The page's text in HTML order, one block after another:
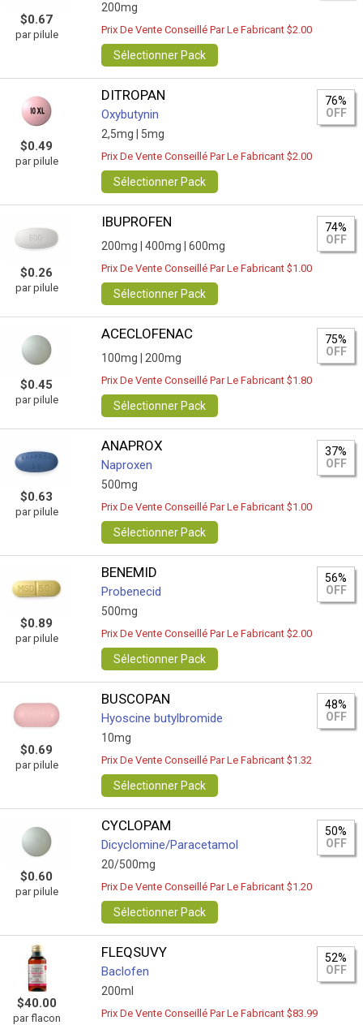
$0.67
par pilule
200mg
Prix De Vente Conseillé Par Le Fabricant $2.00
Sélectionner Pack
$0.49
par pilule
DITROPAN
Oxybutynin
2,5mg | 5mg
76%
OFF
Prix De Vente Conseillé Par Le Fabricant $2.00
Sélectionner Pack
$0.26
par pilule
IBUPROFEN
200mg | 400mg | 600mg
74%
OFF
Prix De Vente Conseillé Par Le Fabricant $1.00
Sélectionner Pack
$0.45
par pilule
ACECLOFENAC
100mg | 200mg
75%
OFF
Prix De Vente Conseillé Par Le Fabricant $1.80
Sélectionner Pack
$0.63
par pilule
ANAPROX
Naproxen
500mg
37%
OFF
Prix De Vente Conseillé Par Le Fabricant $1.00
Sélectionner Pack
$0.89
par pilule
BENEMID
Probenecid
500mg
56%
OFF
Prix De Vente Conseillé Par Le Fabricant $2.00
Sélectionner Pack
$0.69
par pilule
BUSCOPAN
Hyoscine butylbromide
10mg
48%
OFF
Prix De Vente Conseillé Par Le Fabricant $1.32
Sélectionner Pack
$0.60
par pilule
CYCLOPAM
Dicyclomine/Paracetamol
20/500mg
50%
OFF
Prix De Vente Conseillé Par Le Fabricant $1.20
Sélectionner Pack
$40.00
par flacon
FLEQSUVY
Baclofen
200ml
52%
OFF
Prix De Vente Conseillé Par Le Fabricant $83.99